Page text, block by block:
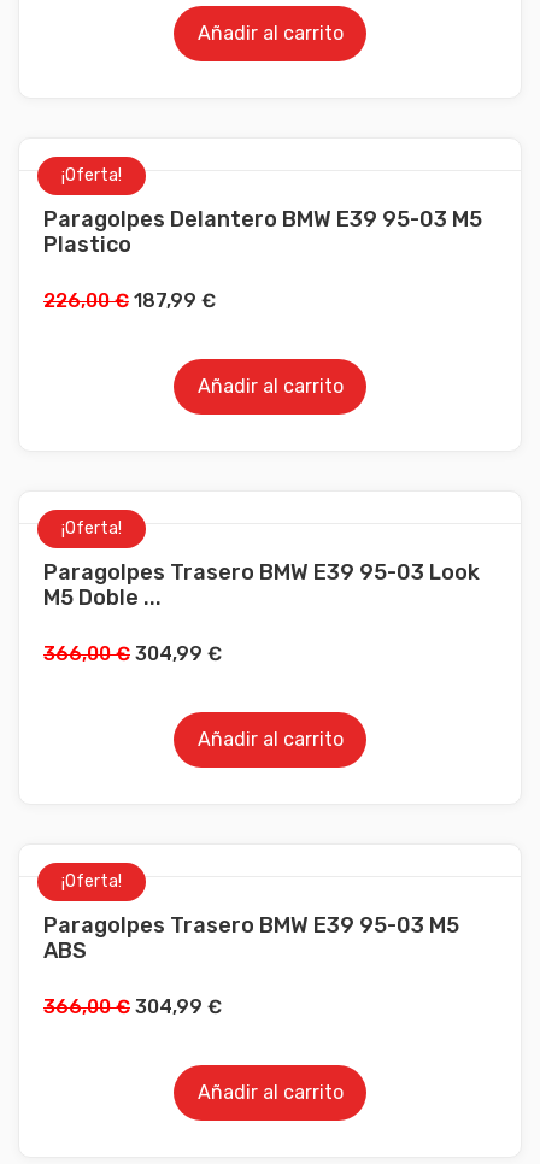
Añadir al carrito
¡Oferta!
Paragolpes Delantero BMW E39 95-03 M5
Plastico
226,00€ 187,99 €
Añadir al carrito
¡Oferta!
Paragolpes Trasero BMW E39 95-03 Look
M5 Doble ...
366,00€ 304,99 €
Añadir al carrito
¡Oferta!
Paragolpes Trasero BMW E39 95-03 M5
ABS
366,00€ 304,99 €
Añadir al carrito